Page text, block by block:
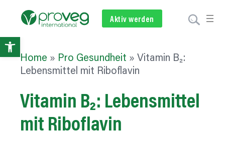
Aktiv werden
Newsletter
Spenden
Home » Pro Gesundheit » Vitamin B₂:
Lebensmittel mit Riboflavin
Vitamin B₂: Lebensmittel
mit Riboflavin
Open
toolbar